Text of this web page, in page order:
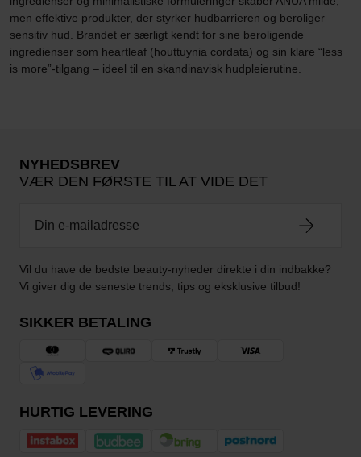
men effektive produkter, der styrker hudbarrieren og beroliger
sensitiv hud. Brandet er særligt kendt for sine beroligende
ingredienser som heartleaf (houttuynia cordata) og sin klare “less
is more”-tilgang – ideel til en skandinavisk hudpleierutine.
NYHEDSBREV
VÆR DEN FØRSTE TIL AT VIDE DET
Vil du have de bedste beauty-nyheder direkte i din indbakke?
Vi giver dig de seneste trends, tips og eksklusive tilbud!
SIKKER BETALING
HURTIG LEVERING